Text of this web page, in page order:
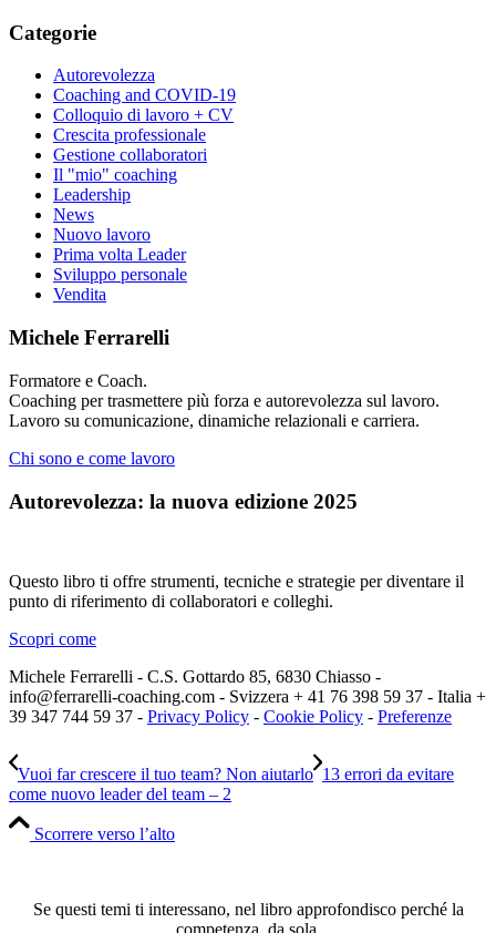
Categorie
Autorevolezza
Coaching and COVID-19
Colloquio di lavoro + CV
Crescita professionale
Gestione collaboratori
Il "mio" coaching
Leadership
News
Nuovo lavoro
Prima volta Leader
Sviluppo personale
Vendita
Michele Ferrarelli
Formatore e Coach.
Coaching per trasmettere più forza e autorevolezza sul lavoro.
Lavoro su comunicazione, dinamiche relazionali e carriera.
Chi sono e come lavoro
Autorevolezza: la nuova edizione 2025
Questo libro ti offre strumenti, tecniche e strategie per diventare il
punto di riferimento di collaboratori e colleghi.
Scopri come
Michele Ferrarelli - C.S. Gottardo 85, 6830 Chiasso -
info@ferrarelli-coaching.com - Svizzera + 41 76 398 59 37 - Italia +
39 347 744 59 37 - Privacy Policy - Cookie Policy - Preferenze
Vuoi far crescere il tuo team? Non aiutarlo 13 errori da evitare
come nuovo leader del team – 2
Scorrere verso l’alto
Se questi temi ti interessano, nel libro approfondisco perché la